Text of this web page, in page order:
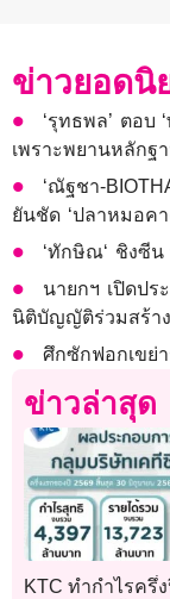
ข่าวยอดนิ
‘รุทธพล’ ตอบ
เพราะพยานหลักฐ
‘ณัฐชา-
ยันชัด ‘ปลาหมอคา
‘ทักษิณ‘ ชิงซีน
นายกฯ เปิดป
นิติบัญญัติร่วมสร้า
ศึกซักฟอกเขย่
ข่าวล่าสุด
KTC ทำกำไรครึ่